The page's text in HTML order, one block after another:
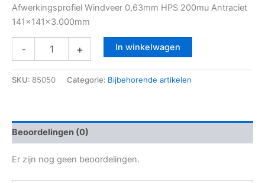
Afwerkingsprofiel Windveer 0,63mm HPS 200mu Antraciet
141x141x3.000mm
- + In winkelwagen
SKU: 85050 Categorie: Bijbehorende artikelen
Beoordelingen (0)
Er zijn nog geen beoordelingen.